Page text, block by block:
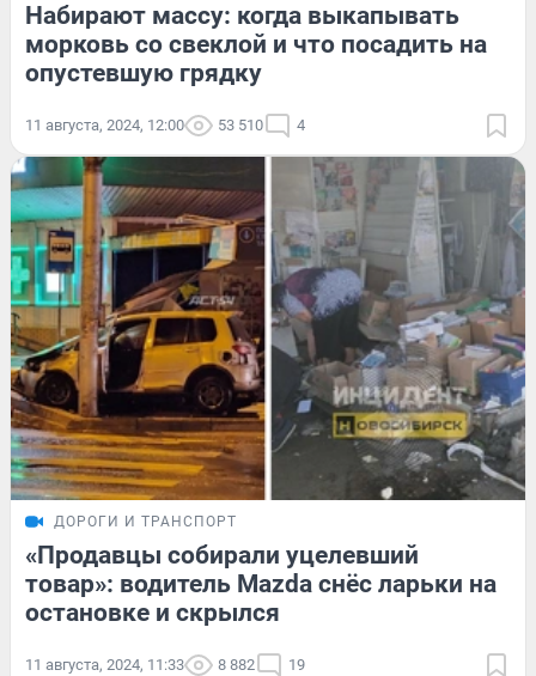
Набирают массу: когда выкапывать
морковь со свеклой и что посадить на
опустевшую грядку
11 августа, 2024, 12:00 53 510 4
ДОРОГИ И ТРАНСПОРТ
«Продавцы собирали уцелевший
товар»: водитель Mazda снёс ларьки на
остановке и скрылся
11 августа, 2024, 11:33 8 882 19